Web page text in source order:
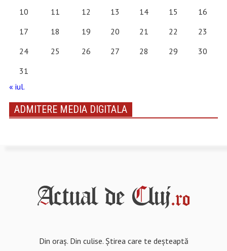
10
11 12 13 14 15
16
17
18 19 20 21 22
23
24
25 26 27 28 29
30
31
« iul.
ADMITERE MEDIA DIGITALA
Din oraș. Din culise. Știrea care te deșteaptă